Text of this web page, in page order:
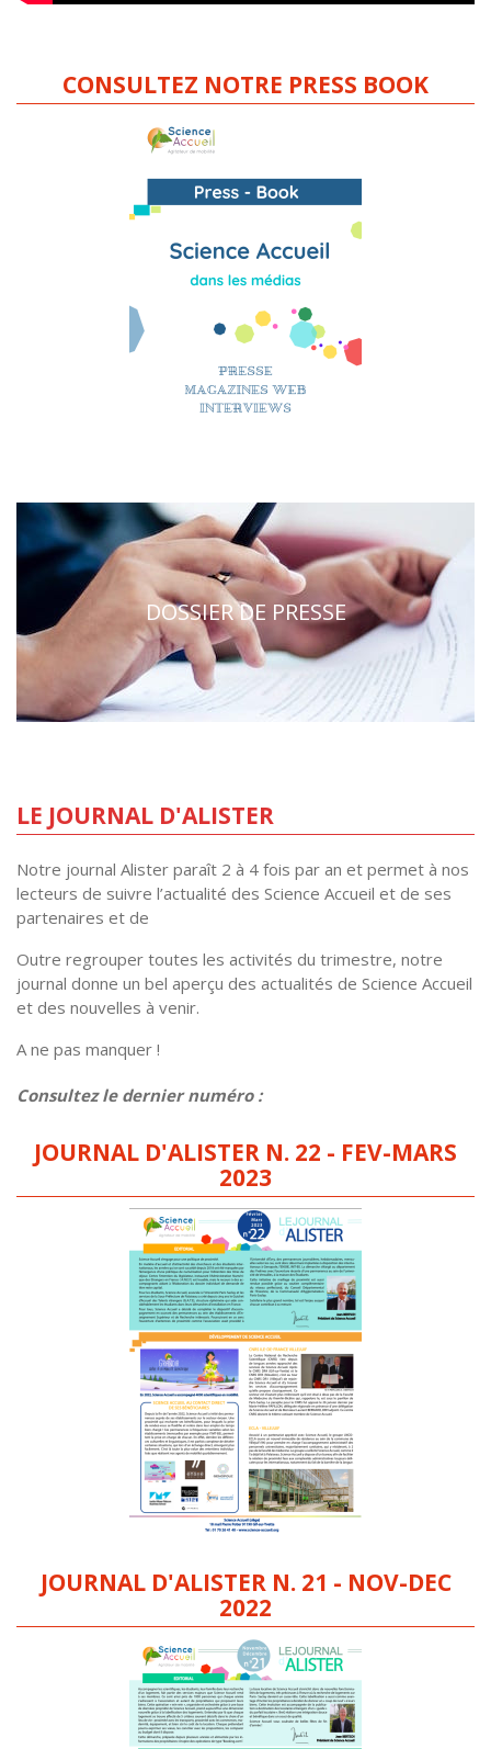
CONSULTEZ NOTRE PRESS BOOK
DOSSIER DE PRESSE
LE JOURNAL D'ALISTER
Notre journal Alister paraît 2 à 4 fois par an et permet à nos
lecteurs de suivre l’actualité des Science Accueil et de ses
partenaires et de
Outre regrouper toutes les activités du trimestre, notre
journal donne un bel aperçu des actualités de Science Accueil
et des nouvelles à venir.
A ne pas manquer !
Consultez le dernier numéro :
JOURNAL D'ALISTER N. 22 - FEV-MARS
2023
JOURNAL D'ALISTER N. 21 - NOV-DEC
2022